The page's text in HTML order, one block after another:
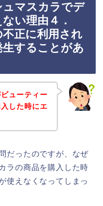
ュマスカラでデ
い理由４．
不正に利用され
することがあ
ューティー
した時にエ
だったのですが、なぜ
ラの商品を購入した時
使えなくなってしまっ